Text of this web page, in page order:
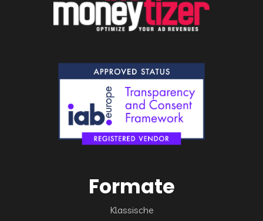
Formate
Klassische